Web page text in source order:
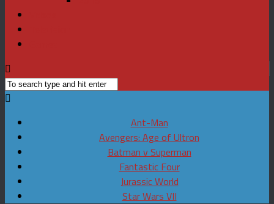
Ant-Man
Avengers: Age of Ultron
Batman v Superman
Fantastic Four
Jurassic World
Star Wars VII